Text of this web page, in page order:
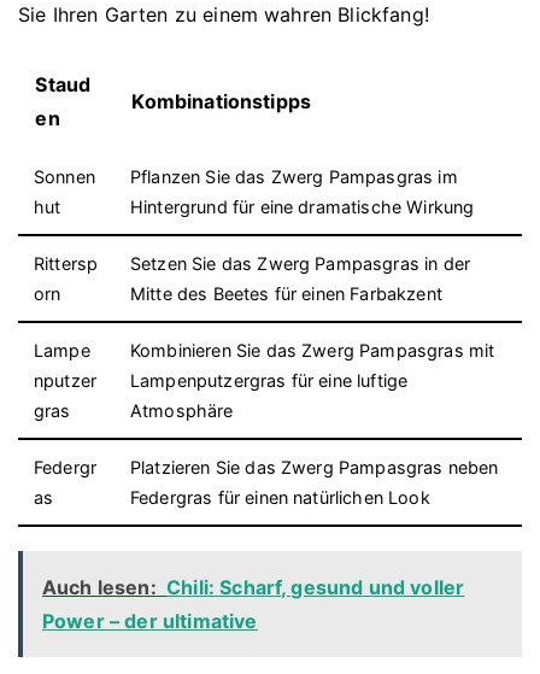
Sie Ihren Garten zu einem wahren Blickfang!
Staud
en
Kombinationstipps
Sonnen
hut
Pflanzen Sie das Zwerg Pampasgras im
Hintergrund für eine dramatische Wirkung
Rittersp
orn
Setzen Sie das Zwerg Pampasgras in der
Mitte des Beetes für einen Farbakzent
Lampe
nputzer
gras
Kombinieren Sie das Zwerg Pampasgras mit
Lampenputzergras für eine luftige
Atmosphäre
Federgr
as
Platzieren Sie das Zwerg Pampasgras neben
Federgras für einen natürlichen Look
Auch lesen: Chili: Scharf, gesund und voller
Power – der ultimative